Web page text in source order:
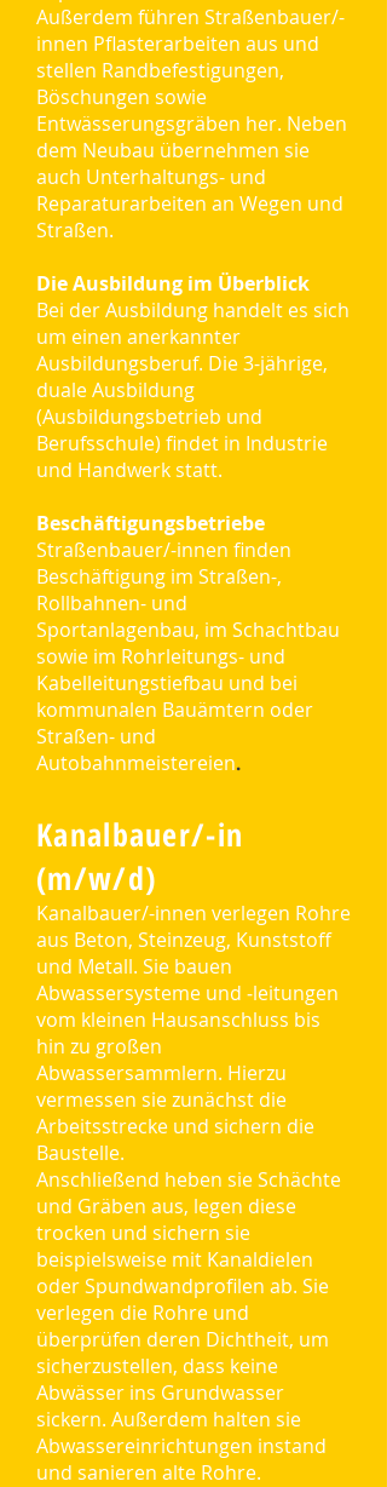
Außerdem führen Straßenbauer/-
innen Pflasterarbeiten aus und
stellen Randbefestigungen,
Böschungen sowie
Entwässerungsgräben her. Neben
dem Neubau übernehmen sie
auch Unterhaltungs- und
Reparaturarbeiten an Wegen und
Straßen.
Die Ausbildung im Überblick
Bei der Ausbildung handelt es sich
um einen anerkannter
Ausbildungsberuf. Die 3-jährige,
duale Ausbildung
(Ausbildungsbetrieb und
Berufsschule) findet in Industrie
und Handwerk statt.
Beschäftigungsbetriebe
Straßenbauer/-innen finden
Beschäftigung im Straßen-,
Rollbahnen- und
Sportanlagenbau, im Schachtbau
sowie im Rohrleitungs- und
Kabelleitungstiefbau und bei
kommunalen Bauämtern oder
Straßen- und
Autobahnmeistereien.
Kanalbauer/-in
(m/w/d)
Kanalbauer/-innen verlegen Rohre
aus Beton, Steinzeug, Kunststoff
und Metall. Sie bauen
Abwassersysteme und ‑leitungen
vom kleinen Hausanschluss bis
hin zu großen
Abwassersammlern. Hierzu
vermessen sie zunächst die
Arbeitsstrecke und sichern die
Baustelle.
Anschließend heben sie Schächte
und Gräben aus, legen diese
trocken und sichern sie
beispielsweise mit Kanaldielen
oder Spundwandprofilen ab. Sie
verlegen die Rohre und
überprüfen deren Dichtheit, um
sicherzustellen, dass keine
Abwässer ins Grundwasser
sickern. Außerdem halten sie
Abwassereinrichtungen instand
und sanieren alte Rohre.